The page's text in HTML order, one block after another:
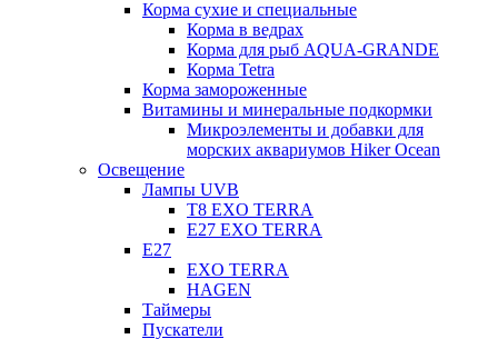
Корма сухие и специальные
Корма в ведрах
Корма для рыб AQUA-GRANDE
Корма Tetra
Корма замороженные
Витамины и минеральные подкормки
Микроэлементы и добавки для
морских аквариумов Hiker Ocean
Освещение
Лампы UVB
Т8 EXO TERRA
Е27 EXO TERRA
Е27
EXO TERRA
HAGEN
Таймеры
Пускатели